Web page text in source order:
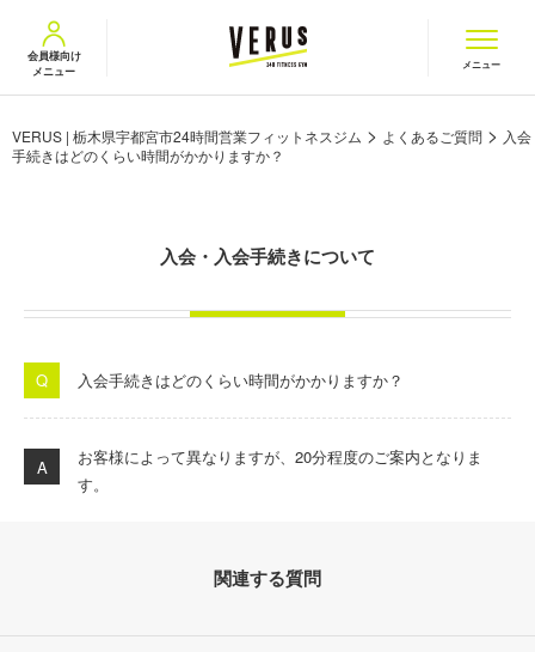
VERUS ヴェルス
会員様向け
メニュー
メニュー
VERUS | 栃木県宇都宮市24時間営業フィットネスジム > よくあるご質問 > 入会
手続きはどのくらい時間がかかりますか？
入会・入会手続きについて
入会手続きはどのくらい時間がかかりますか？
お客様によって異なりますが、 20分程度のご案内となりま
す。
関連する質問